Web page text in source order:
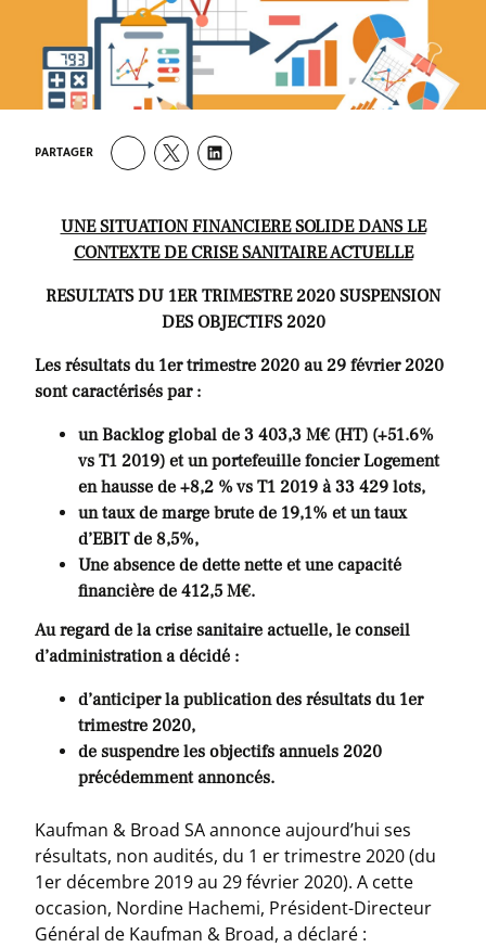
PARTAGER
UNE SITUATION FINANCIERE SOLIDE DANS LE
CONTEXTE DE CRISE SANITAIRE ACTUELLE
RESULTATS DU 1ER TRIMESTRE 2020 SUSPENSION
DES OBJECTIFS 2020
Les résultats du 1er trimestre 2020 au 29 février 2020
sont caractérisés par :
un Backlog global de 3 403,3 M€ (HT) (+51.6%
vs T1 2019) et un portefeuille foncier Logement
en hausse de +8,2 % vs T1 2019 à 33 429 lots,
un taux de marge brute de 19,1% et un taux
d’EBIT de 8,5%,
Une absence de dette nette et une capacité
financière de 412,5 M€.
Au regard de la crise sanitaire actuelle, le conseil
d’administration a décidé :
d’anticiper la publication des résultats du 1er
trimestre 2020,
de suspendre les objectifs annuels 2020
précédemment annoncés.
Kaufman & Broad SA annonce aujourd’hui ses
résultats, non audités, du 1 er trimestre 2020 (du
1er décembre 2019 au 29 février 2020). A cette
occasion, Nordine Hachemi, Président-Directeur
Général de Kaufman & Broad, a déclaré :